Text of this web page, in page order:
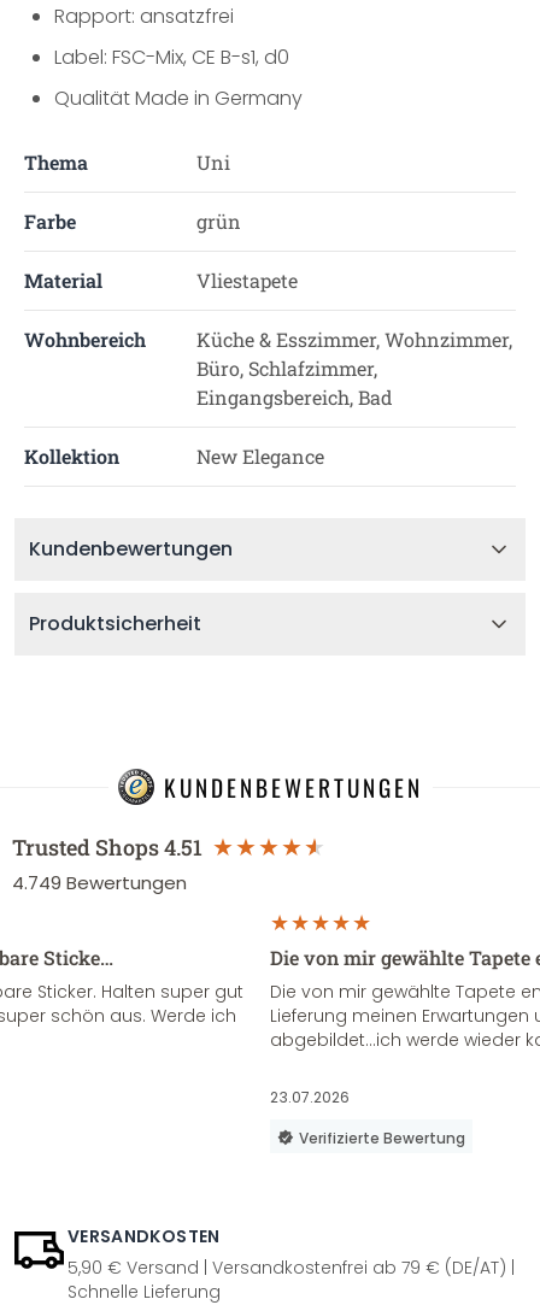
Rapport: ansatzfrei
Label: FSC-Mix, CE B-s1, d0
Qualität Made in Germany
Thema Uni
Farbe grün
Material Vliestapete
Wohnbereich
Küche & Esszimmer, Wohnzimmer,
Büro, Schlafzimmer,
Eingangsbereich, Bad
Kollektion New Elegance
Kundenbewertungen
Produktsicherheit
KUNDENBEWERTUNGEN
Trusted Shops4.51
4.749 Bewertungen
Sticke…
Sticker. Halten super gut
schön aus. Werde ich
Die von mir gewählte
Die von mir gewählte Tapete
Lieferung meinen Erwartungen
abgebildet...ich werde wieder
23.07.2026
Verifizierte Bewertung
VERSANDKOSTEN
5,90 € Versand | Versandkostenfrei ab 79 € (DE/AT) |
Schnelle Lieferung